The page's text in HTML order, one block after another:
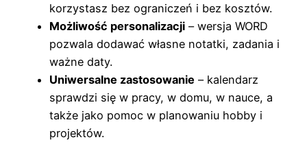
korzystasz bez ograniczeń i bez kosztów.
Możliwość personalizacji – wersja WORD
pozwala dodawać własne notatki, zadania i
ważne daty.
Uniwersalne zastosowanie – kalendarz
sprawdzi się w pracy, w domu, w nauce, a
także jako pomoc w planowaniu hobby i
projektów.